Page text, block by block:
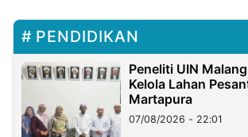
PENDIDIKAN
Peneliti UIN
Kelola Lahan
Martapura
07/08/2026 - 22:01